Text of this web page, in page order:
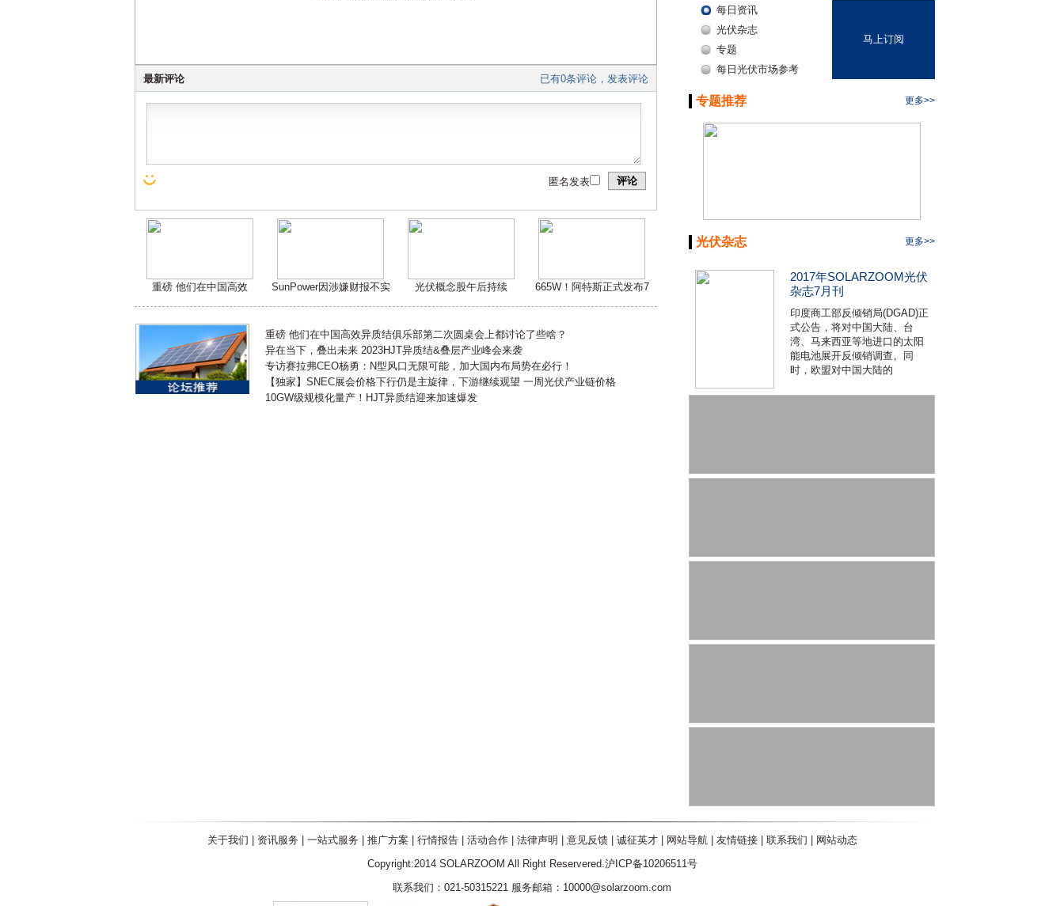
已有0条评论，发表评论
最新评论
评论
匿名发表
重磅 他们在中国高效 SunPower因涉嫌财报不实 光伏概念股午后持续 665W！阿特斯正式发布7
重磅 他们在中国高效异质结俱乐部第二次圆桌会上都讨论了些啥？
异在当下，叠出未来 2023HJT异质结&叠层产业峰会来袭
专访赛拉弗CEO杨勇：N型风口无限可能，加大国内布局势在必行！
【独家】SNEC展会价格下行仍是主旋律，下游继续观望 一周光伏产业链价格
10GW级规模化量产！HJT异质结迎来加速爆发
每日资讯
光伏杂志
专题
每日光伏市场参考
马上订阅
专题推荐 更多>>
光伏杂志 更多>>
2017年SOLARZOOM光伏
杂志7月刊
印度商工部反倾销局(DGAD)正
式公告，将对中国大陆、台
湾、马来西亚等地进口的太阳
能电池展开反倾销调查。同
时，欧盟对中国大陆的
关于我们 资讯服务 一站式服务 推广方案 行情报告| 活动合作| 法律声明 意见反馈| 诚征英才| 网站导航| 友情链接| 联系我们
网站动态
Copyright:2014 SOLARZOOM All Right Reservered.沪ICP备10206511号
联系我们：021-50315221 服务邮箱：10000@solarzoom.com